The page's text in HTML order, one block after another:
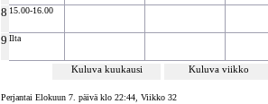
8 15.00-16.00
9 Ilta
Kuluva kuukausi Kuluva viikko
Perjantai Elokuun 7. päivä klo 22:44, Viikko 32